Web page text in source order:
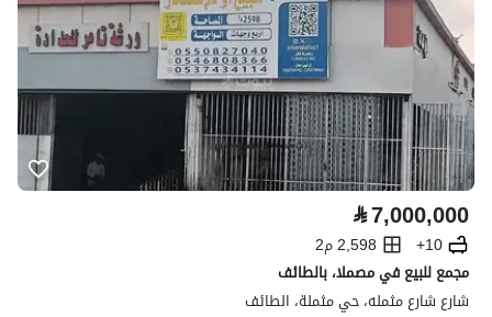
⃁7,000,000
10+
2,598 م2
مجمع للبيع في مصملا، بالطائف
شارع شارع مثمله، حي مثملة، الطائف